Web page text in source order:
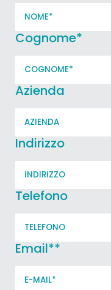
Cognome*
Azienda
Indirizzo
Telefono
Email**